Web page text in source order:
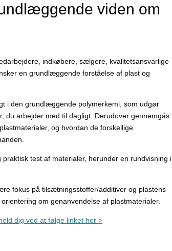
viden om
indkøbere, sælgere, kvalitetsansvarlige
en grundlæggende forståelse af plast og
i den grundlæggende polymerkemi, som udgør
du arbejder med til dagligt. Derudover gennemgås
og hvordan de forskellige
test af materialer, herunder en rundvis­ning i
fokus på tilsætningsstoffer/additiver og plastens
om genanvendelse af plastmaterialer.
dig ved at følge linket her >